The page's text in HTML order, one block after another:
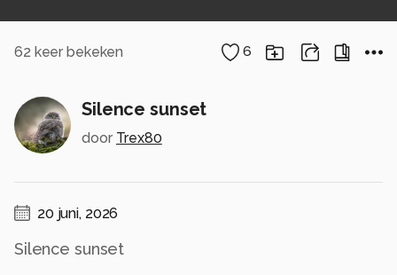
62 keer bekeken 6
Silence sunset
door Trex80
20 juni, 2026
Silence sunset